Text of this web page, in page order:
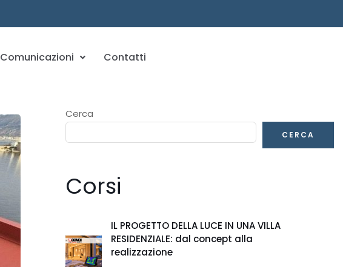
Comunicazioni Contatti
Cerca
CERCA
Corsi
IL PROGETTO DELLA LUCE IN UNA VILLA
RESIDENZIALE: dal concept alla
realizzazione